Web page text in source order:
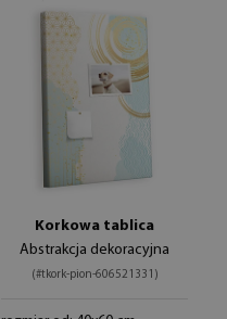
Korkowa tablica
Abstrakcja dekoracyjna
(#tkork-pion-606521331)